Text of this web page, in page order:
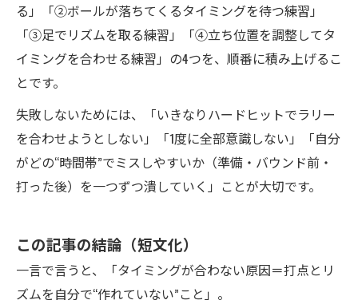
る」「②ボールが落ちてくるタイミングを待つ練習」
「③足でリズムを取る練習」「④立ち位置を調整してタ
イミングを合わせる練習」の4つを、順番に積み上げるこ
とです。
失敗しないためには、「いきなりハードヒットでラリー
を合わせようとしない」「1度に全部意識しない」「自分
がどの“時間帯”でミスしやすいか（準備・バウンド前・
打った後）を一つずつ潰していく」ことが大切です。
この記事の結論（短文化）
一言で言うと、「タイミングが合わない原因＝打点とリ
ズムを自分で“作れていない”こと」。